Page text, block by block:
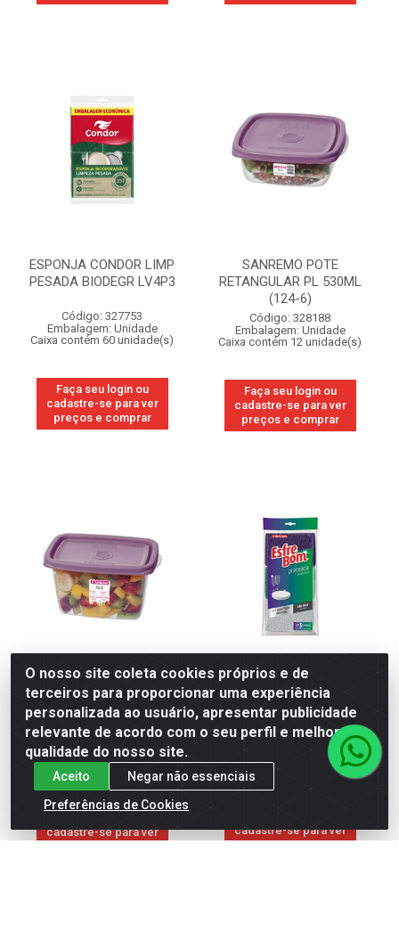
ESPONJA CONDOR LIMP
PESADA BIODEGR LV4P3
Código: 327753
Embalagem: Unidade
Caixa contém 60 unidade(s)
Faça seu login ou
cadastre-se para ver
preços e comprar
SANREMO POTE
RETANGULAR PL 530ML
(124-6)
Código: 328188
Embalagem: Unidade
Caixa contém 12 unidade(s)
Faça seu login ou
cadastre-se para ver
preços e comprar
SANREMO POTE
RETANGULAR PL 580ML
(180-6)
Código: 328187
Embalagem: Unidade
Caixa contém 12 unidade(s)
cadastre-se para ver
ESP ESFREBOM PRATEADA
PCT ECON 3UNI
Embalagem: Unidade
Caixa contém 60 unidade(s)
cadastre-se para ver
preços e comprar
O nosso site coleta cookies próprios e de
terceiros para proporcionar uma experiência
personalizada ao usuário, apresentar publicidade
relevante de acordo com o seu perfil e melhorar a
qualidade do nosso site.
Aceito
Negar não essenciais
Preferências de Cookies